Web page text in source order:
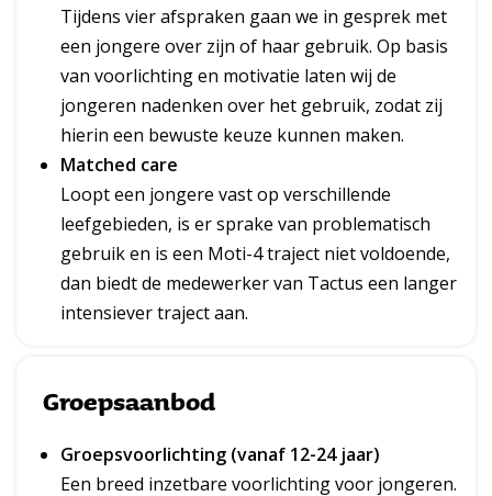
Tijdens vier afspraken gaan we in gesprek met
een jongere over zijn of haar gebruik. Op basis
van voorlichting en motivatie laten wij de
jongeren nadenken over het gebruik, zodat zij
hierin een bewuste keuze kunnen maken.
Matched care
Loopt een jongere vast op verschillende
leefgebieden, is er sprake van problematisch
gebruik en is een Moti-4 traject niet voldoende,
dan biedt de medewerker van Tactus een langer
intensiever traject aan.
Groepsaanbod
Groepsvoorlichting (vanaf 12-24 jaar)
Een breed inzetbare voorlichting voor jongeren.